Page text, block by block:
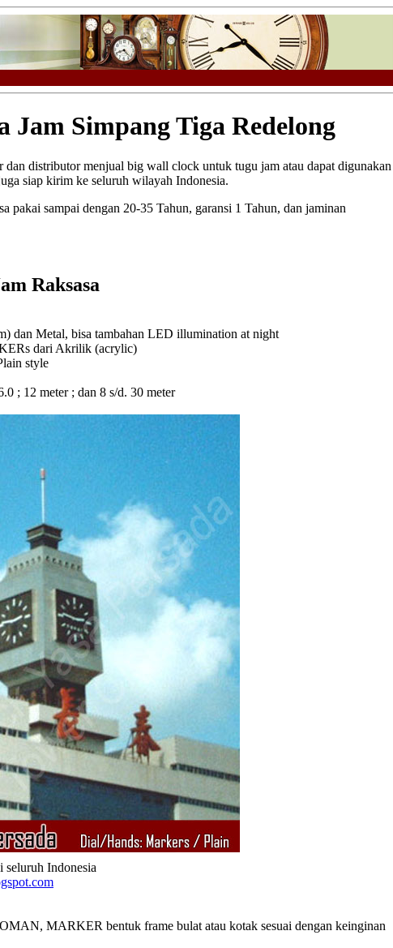
Jam Simpang Tiga Redelong
dan distributor menjual big wall clock untuk tugu jam atau dapat digunakan
siap kirim ke seluruh wilayah Indonesia.
pakai sampai dengan 20-35 Tahun, garansi 1 Tahun, dan jaminan
Raksasa
dan Metal, bisa tambahan LED illumination at night
dari Akrilik (acrylic)
style
; 12 meter ; dan 8 s/d. 30 meter
seluruh Indonesia
MARKER bentuk frame bulat atau kotak sesuai dengan keinginan